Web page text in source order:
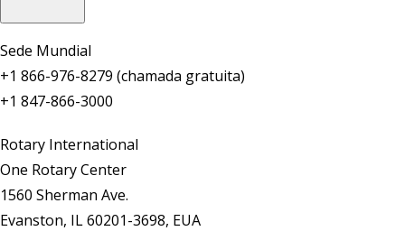
Sede Mundial
+1 866-976-8279 (chamada gratuita)
+1 847-866-3000
Rotary International
One Rotary Center
1560 Sherman Ave.
Evanston, IL 60201-3698, EUA